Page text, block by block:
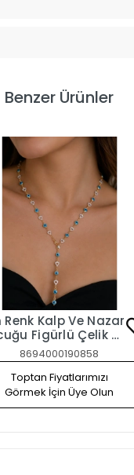
Benzer Ürünler
Figürlü Çelik Y
8694000190858
Toptan Fiyatlarımızı
Görmek İçin Üye Olun